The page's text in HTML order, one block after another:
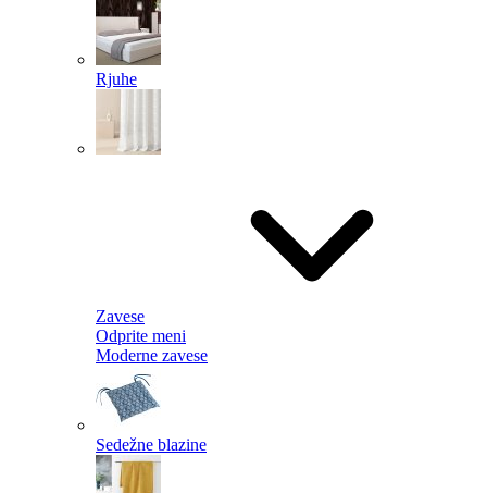
Rjuhe
Zavese
Odprite meni
Moderne zavese
Sedežne blazine